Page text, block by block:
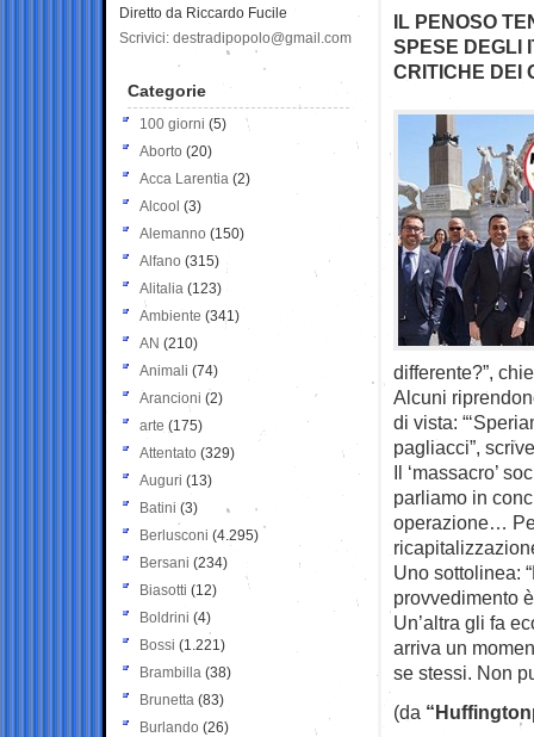
IL PENOSO
SPESE DEGLI
CRITICHE DEI
differente?”,
Alcuni
di vista:
pagliacci”,
Il ‘massacro’
parliamo in
operazione…
Uno sottolinea:
provvedimento
Un’altra gli fa
arriva un
se stessi. Non
(da
Diretto da Riccardo Fucile
Scrivici: destradipopolo@gmail.com
Categorie
100 giorni (5)
Aborto (20)
Acca Larentia (2)
Alcool (3)
Alemanno (150)
Alfano (315)
Alitalia (123)
Ambiente (341)
AN (210)
Animali (74)
Arancioni (2)
arte (175)
Attentato (329)
Auguri (13)
Batini (3)
Berlusconi (4.295)
Bersani (234)
Biasotti (12)
Boldrini (4)
Bossi (1.221)
Brambilla (38)
Brunetta (83)
Burlando (26)